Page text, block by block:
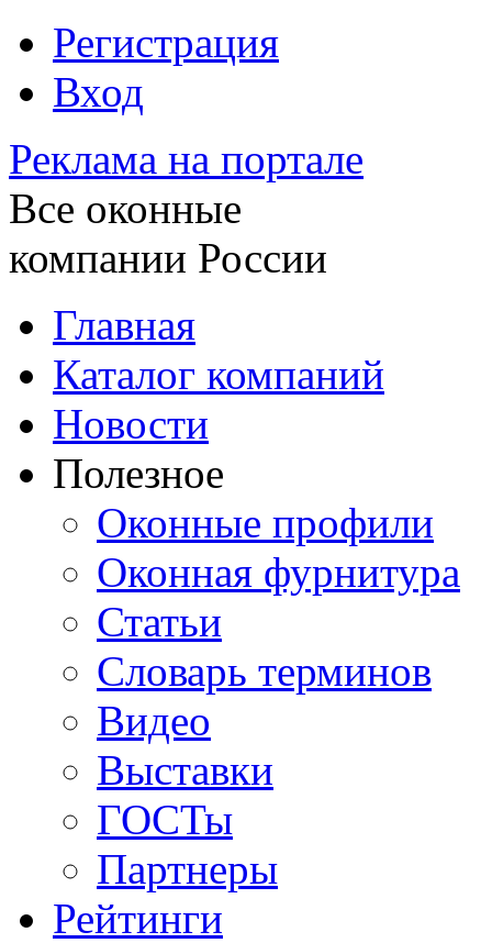
Регистрация
Вход
Реклама на портале
Все оконные
компании России
Главная
Каталог компаний
Новости
Полезное
Оконные профили
Оконная фурнитура
Статьи
Словарь терминов
Видео
Выставки
ГОСТы
Партнеры
Рейтинги